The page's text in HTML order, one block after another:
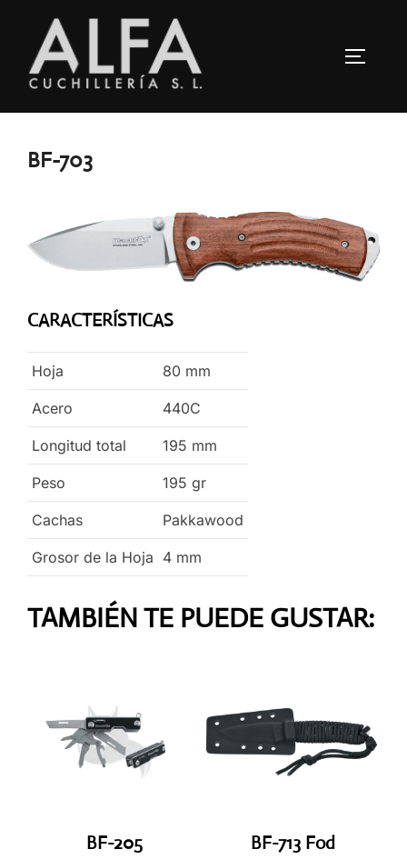
contenido
BF-703
CARACTERÍSTICAS
Hoja 80 mm
Acero 440C
Longitud total 195 mm
Peso 195 gr
Cachas Pakkawood
Grosor de la Hoja 4 mm
TAMBIÉN TE PUEDE GUSTAR:
BF-205 BF-713 Fod